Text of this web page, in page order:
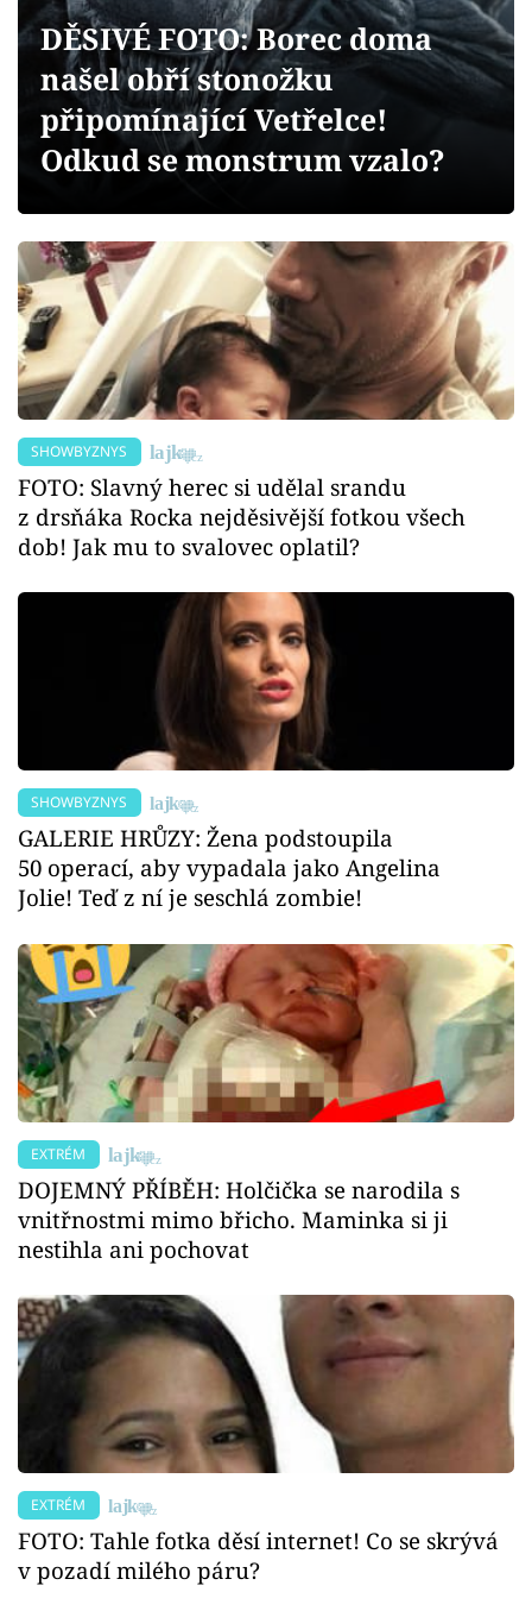
Videa
Sledujte prima+
Sledujte nás
DĚSIVÉ FOTO: Borec doma
našel obří stonožku
připomínající Vetřelce!
Odkud se monstrum vzalo?
SHOWBYZNYS
FOTO: Slavný herec si udělal srandu
z drsňáka Rocka nejděsivější fotkou všech
dob! Jak mu to svalovec oplatil?
SHOWBYZNYS
GALERIE HRŮZY: Žena podstoupila
50 operací, aby vypadala jako Angelina
Jolie! Teď z ní je seschlá zombie!
EXTRÉM
DOJEMNÝ PŘÍBĚH: Holčička se narodila s
vnitřnostmi mimo břicho. Maminka si ji
nestihla ani pochovat
EXTRÉM
FOTO: Tahle fotka děsí internet! Co se skrývá
v pozadí milého páru?